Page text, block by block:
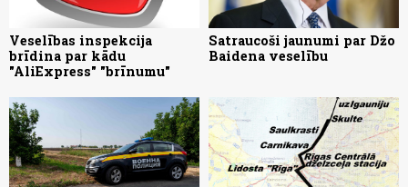
Veselības inspekcija
brīdina par kādu
"AliExpress" "brīnumu"
Satraucoši jaunumi par Džo
Baidena veselību